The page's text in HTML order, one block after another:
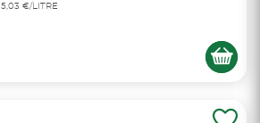
5,03 €/LITRE